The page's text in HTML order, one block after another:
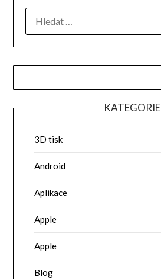
KATEGORIE
3D tisk
Android
Aplikace
Apple
Apple
Blog